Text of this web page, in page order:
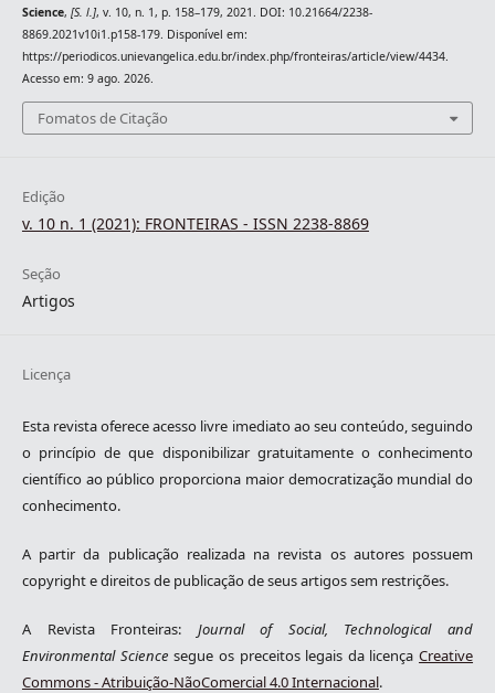
Science, [S. l.], v. 10, n. 1, p. 158–179, 2021. DOI: 10.21664/2238-
8869.2021v10i1.p158-179. Disponível em:
https://periodicos.unievangelica.edu.br/index.php/fronteiras/article/view/4434.
Acesso em: 9 ago. 2026.
Fomatos de Citação
Edição
v. 10 n. 1 (2021): FRONTEIRAS - ISSN 2238-8869
Seção
Artigos
Licença
Esta revista oferece acesso livre imediato ao seu conteúdo, seguindo
o princípio de que disponibilizar gratuitamente o conhecimento
científico ao público proporciona maior democratização mundial do
conhecimento.
A partir da publicação realizada na revista os autores possuem
copyright e direitos de publicação de seus artigos sem restrições.
A Revista Fronteiras: Journal of Social, Technological and
Environmental Science segue os preceitos legais da licençaCreative
Commons - Atribuição-NãoComercial 4.0 Internacional.